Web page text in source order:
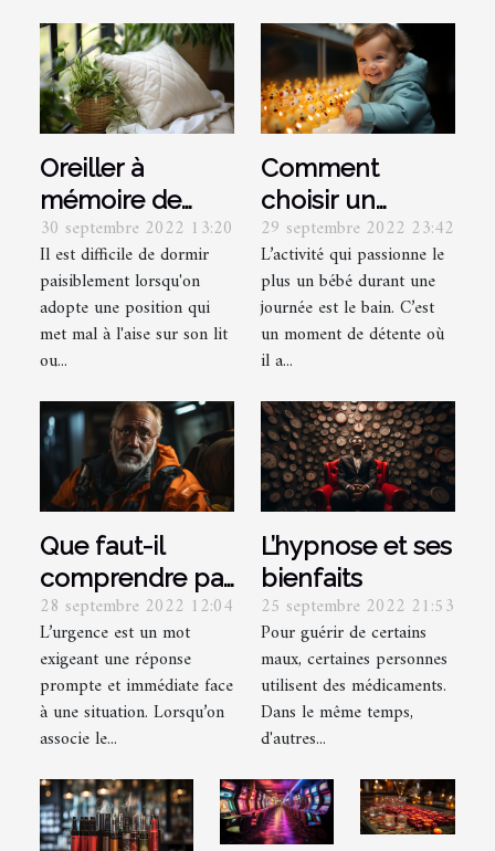
Oreiller à
mémoire de
forme: pourquoi
en prendre ?
30 septembre 2022 13:20
Il est difficile de dormir
paisiblement lorsqu'on
adopte une position qui
met mal à l'aise sur son lit
ou...
Comment
choisir un
thermomètre
bain bébé ?
29 septembre 2022 23:42
L’activité qui passionne le
plus un bébé durant une
journée est le bain. C’est
un moment de détente où
il a...
Que faut-il
comprendre par
urgence
médicale ?
28 septembre 2022 12:04
L’urgence est un mot
exigeant une réponse
prompte et immédiate face
à une situation. Lorsqu’on
associe le...
L’hypnose et ses
bienfaits
25 septembre 2022 21:53
Pour guérir de certains
maux, certaines personnes
utilisent des médicaments.
Dans le même temps,
d'autres...